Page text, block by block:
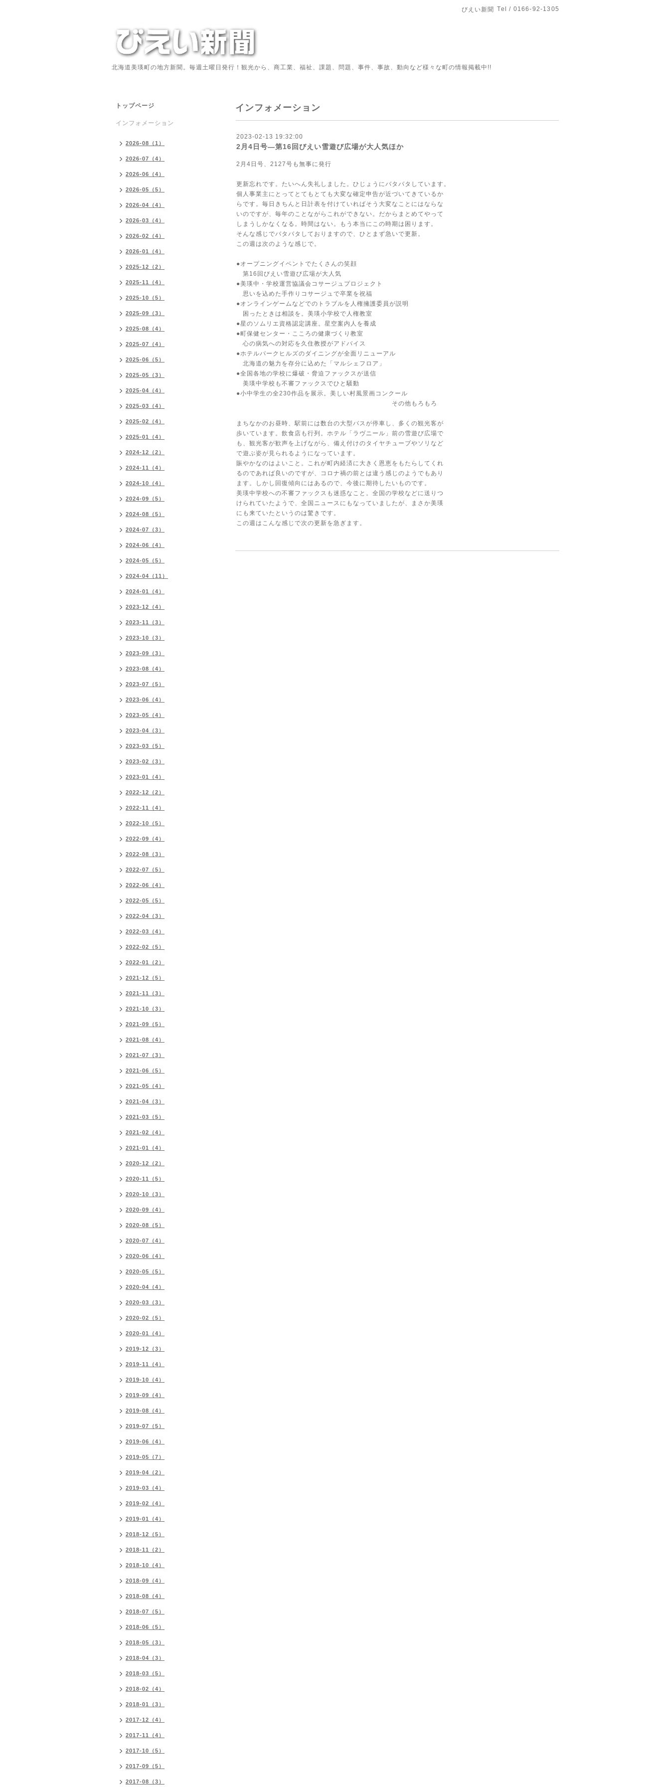
びえい新聞 Tel / 0166-92-1305
北海道美瑛町の地方新聞。毎週土曜日発行！観光から、商工業、福祉、課題、問題、事件、事故、動向など様々な町の情報掲載中!!
インフォメーション
2023-02-13 19:32:00
2月4日号―第16回びえい雪遊び広場が大人気ほか
2月4日号、2127号も無事に発行
更新忘れです。たいへん失礼しました。ひじょうにバタバタしています。
個人事業主にとってとてもとても大変な確定申告が近づいてきているか
らです。毎日きちんと日計表を付けていればそう大変なことにはならな
いのですが、毎年のことながらこれができない。だからまとめてやって
しまうしかなくなる。時間はない。もう本当にこの時期は困ります。
そんな感じでバタバタしておりますので、ひとまず急いで更新。
この週は次のような感じで。
●オープニングイベントでたくさんの笑顔
第16回びえい雪遊び広場が大人気
●美瑛中・学校運営協議会コサージュプロジェクト
思いを込めた手作りコサージュで卒業を祝福
●オンラインゲームなどでのトラブルを人権擁護委員が説明
困ったときは相談を。美瑛小学校で人権教室
●星のソムリエ資格認定講座。星空案内人を養成
●町保健センター・こころの健康づくり教室
心の病気への対応を久住教授がアドバイス
●ホテルパークヒルズのダイニングが全面リニューアル
北海道の魅力を存分に込めた「マルシェフロア」
●全国各地の学校に爆破・脅迫ファックスが送信
美瑛中学校も不審ファックスでひと騒動
●小中学生の全230作品を展示。美しい村風景画コンクール
その他もろもろ
まちなかのお昼時、駅前には数台の大型バスが停車し、多くの観光客が
歩いています。飲食店も行列。ホテル「ラヴニール」前の雪遊び広場で
も、観光客が歓声を上げながら、備え付けのタイヤチューブやソリなど
で遊ぶ姿が見られるようになっています。
賑やかなのはよいこと。これが町内経済に大きく恩恵をもたらしてくれ
るのであれば良いのですが、コロナ禍の前とは違う感じのようでもあり
ます。しかし回復傾向にはあるので、今後に期待したいものです。
美瑛中学校への不審ファックスも迷惑なこと。全国の学校などに送りつ
けられていたようで、全国ニュースにもなっていましたが、まさか美瑛
にも来ていたというのは驚きです。
この週はこんな感じで次の更新を急ぎます。
トップページ
インフォメーション
2026-08（1）
2026-07（4）
2026-06（4）
2026-05（5）
2026-04（4）
2026-03（4）
2026-02（4）
2026-01（4）
2025-12（2）
2025-11（4）
2025-10（5）
2025-09（3）
2025-08（4）
2025-07（4）
2025-06（5）
2025-05（3）
2025-04（4）
2025-03（4）
2025-02（4）
2025-01（4）
2024-12（2）
2024-11（4）
2024-10（4）
2024-09（5）
2024-08（5）
2024-07（3）
2024-06（4）
2024-05（5）
2024-04（11）
2024-01（4）
2023-12（4）
2023-11（3）
2023-10（3）
2023-09（3）
2023-08（4）
2023-07（5）
2023-06（4）
2023-05（4）
2023-04（3）
2023-03（5）
2023-02（3）
2023-01（4）
2022-12（2）
2022-11（4）
2022-10（5）
2022-09（4）
2022-08（3）
2022-07（5）
2022-06（4）
2022-05（5）
2022-04（3）
2022-03（4）
2022-02（5）
2022-01（2）
2021-12（5）
2021-11（3）
2021-10（3）
2021-09（5）
2021-08（4）
2021-07（3）
2021-06（5）
2021-05（4）
2021-04（3）
2021-03（5）
2021-02（4）
2021-01（4）
2020-12（2）
2020-11（5）
2020-10（3）
2020-09（4）
2020-08（5）
2020-07（4）
2020-06（4）
2020-05（5）
2020-04（4）
2020-03（3）
2020-02（5）
2020-01（4）
2019-12（3）
2019-11（4）
2019-10（4）
2019-09（4）
2019-08（4）
2019-07（5）
2019-06（4）
2019-05（7）
2019-04（2）
2019-03（4）
2019-02（4）
2019-01（4）
2018-12（5）
2018-11（2）
2018-10（4）
2018-09（4）
2018-08（4）
2018-07（5）
2018-06（5）
2018-05（3）
2018-04（3）
2018-03（5）
2018-02（4）
2018-01（3）
2017-12（4）
2017-11（4）
2017-10（5）
2017-09（5）
2017-08（3）